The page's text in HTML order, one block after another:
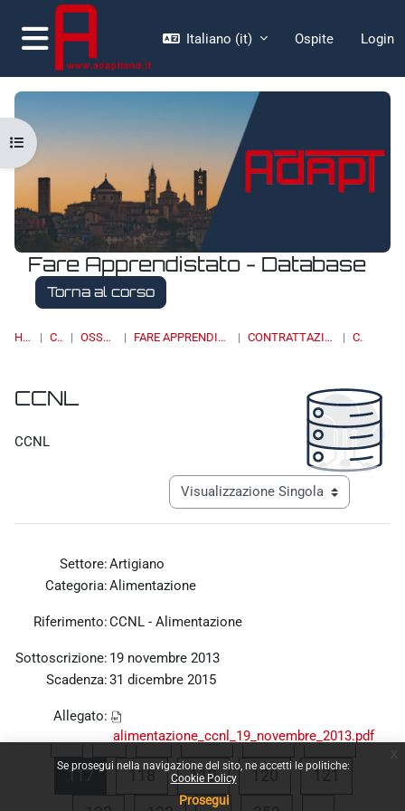
Vai al contenuto principale
Se prosegui nella navigazione del sito, ne accetti le politiche:
Cookie Policy
Prosegui
Pannello laterale
Italiano ‎(it)‎ Ospite Login
Fare Apprendistato - Database
Torna al corso
HOME CORSI OSSERVATORI FARE APPRENDISTATO - DATABASE CONTRATTAZIONE COLLETTIVA CCNL
Apri indice del corso
CCNL
CCNL
Navigazione terziaria modalità
Settore:Artigiano
Categoria:Alimentazione
Riferimento:CCNL - Alimentazione
Sottoscrizione: 19 novembre 2013
Scadenza:31 dicembre 2015
Allegato:
alimentazione_ccnl_19_novembre_2013.pdf
« Pagina precedente
1Pagina 1
… 114Pagina 114
115Pagina 115
116Pagina
117Pagina 117
118Pagina 118
119Pagina 119
120Pagina 120
121Pagina